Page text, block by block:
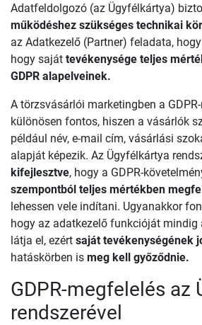
Adatfeldolgozó (az Ügyfélkártya)
működéshez szükséges technikai
az Adatkezelő (Partner) feladata,
hogy saját tevékenysége teljes
GDPR alapelveinek.
A törzsvásárlói marketingben a
különösen fontos, hiszen a vásárlók
például név, e-mail cím, vásárlási
alapját képezik. Az Ügyfélkártya
kifejlesztve, hogy a GDPR-
szempontból teljes mértékben
lehessen vele indítani. Ugyanakkor
hogy az adatkezelő funkcióját mindig
látja el, ezért saját tevékenységének
hatáskörben is meg kell győződnie.
GDPR-megfelelés az
rendszerével